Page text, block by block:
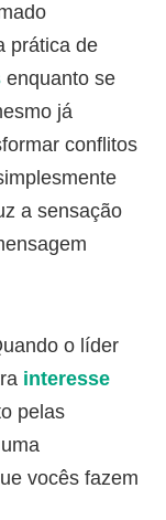
prática de
enquanto se
já
conflitos
a sensação
o líder
interesse
pelas
vocês fazem